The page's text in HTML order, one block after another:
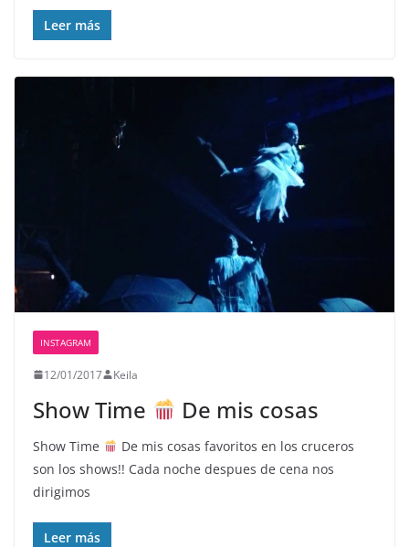
Leer más
INSTAGRAM
12/01/2017 Keila
Show Time De mis cosas
Show Time
De mis cosas favoritos en los cruceros
son los shows!! Cada noche despues de cena nos
dirigimos
Leer más